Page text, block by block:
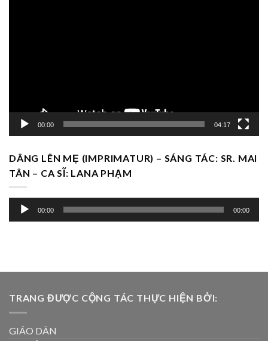
00:00 04:17
DÂNG LÊN MẸ (IMPRIMATUR) – SÁNG TÁC: SR. MAI
TÂN – CA SĨ: LANA PHẠM
Trình
chơi
00:00 00:00
TRANG ĐƯỢC CỘNG TÁC THỰC HIỆN BỞI:
GIÁO DÂN